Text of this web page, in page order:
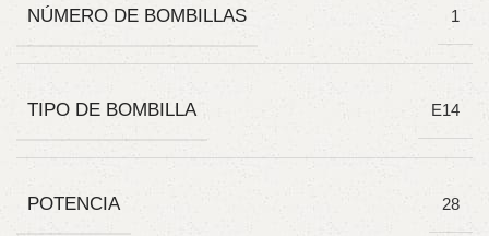
NÚMERO DE BOMBILLAS 1
TIPO DE BOMBILLA E14
POTENCIA 28